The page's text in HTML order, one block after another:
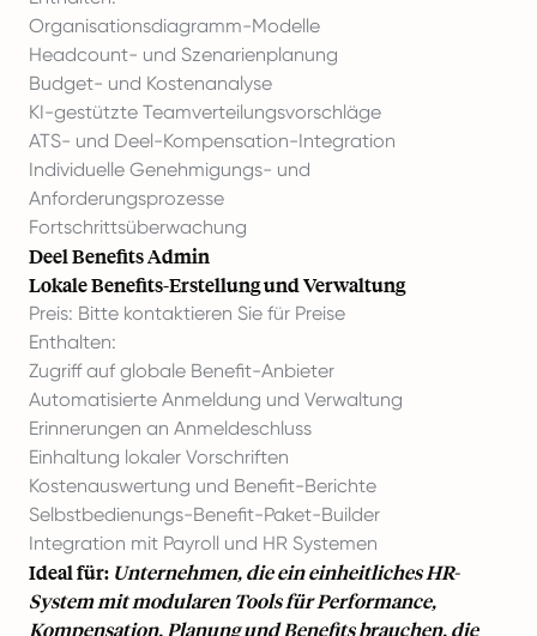
Organisationsdiagramm-Modelle
Headcount- und Szenarienplanung
Budget- und Kostenanalyse
KI-gestützte Teamverteilungsvorschläge
ATS- und Deel-Kompensation-Integration
Individuelle Genehmigungs- und
Anforderungsprozesse
Fortschrittsüberwachung
Deel Benefits Admin
Lokale Benefits-Erstellung und Verwaltung
Preis: Bitte kontaktieren Sie für Preise
Enthalten:
Zugriff auf globale Benefit-Anbieter
Automatisierte Anmeldung und Verwaltung
Erinnerungen an Anmeldeschluss
Einhaltung lokaler Vorschriften
Kostenauswertung und Benefit-Berichte
Selbstbedienungs-Benefit-Paket-Builder
Integration mit Payroll und HR Systemen
Ideal für: Unternehmen, die ein einheitliches HR-
System mit modularen Tools für Performance,
Kompensation, Planung und Benefits brauchen, die